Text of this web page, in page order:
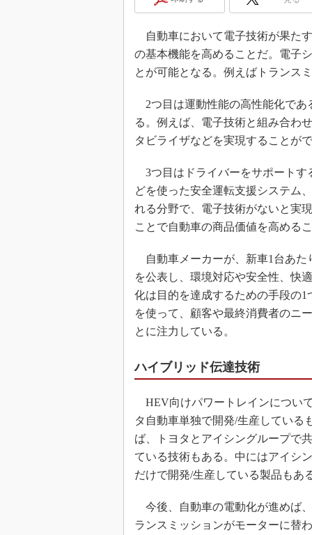
自動車において電子技術が果た
の基本機能を高めることだ。電子
とが可能となる。例えばトランス
2つ目は運動性能の高性能化であ
る。例えば、電子技術と組み合わ
タビライザなどを実現することが
3つ目はドライバーをサポートす
どを使った安全運転支援システム
れる分野で、電子技術がないと実
ことで自動車の商品価値を高める
自動車メーカーが、新車1台あた
を公表し、環境対応や安全性、快
化は目的を達成するための手段の
を使って、顧客や最終消費者のニ
とに注力している。
ハイブリッド伝達技術
HEV向けパワートレインについ
タ自動車単独で開発/生産している
ば、トヨタとアイシングループで
ている技術もある。中にはアイシ
だけで開発/生産している製品もあ
今後、自動車の電動化が進めば
ランスミッションがモーターに替